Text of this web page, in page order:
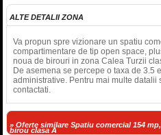
ALTE DETALII ZONA
Va propun spre vizionare un spatiu
compartimentare de tip open space,
noua de birouri in zona Calea Turzii
De asemena se percepe o taxa de 3.5
administrative. Pentru mai multe datalii
contactati.
» Oferte similare Spatiu comercial 154
birou clasa A